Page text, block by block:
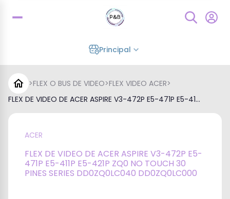
Principal
>FLEX O BUS DE VIDEO>FLEX VIDEO ACER>
FLEX DE VIDEO DE ACER ASPIRE V3-472P E5-471P E5-41...
ACER
FLEX DE VIDEO DE ACER ASPIRE V3-472P E5-
471P E5-411P E5-421P ZQ0 NO TOUCH 30
PINES SERIES DD0ZQ0LC040 DD0ZQ0LC000